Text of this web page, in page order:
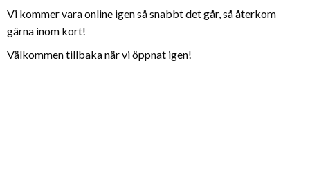
Vi kommer vara online igen så snabbt det går, så återkom
gärna inom kort!
Välkommen tillbaka när vi öppnat igen!